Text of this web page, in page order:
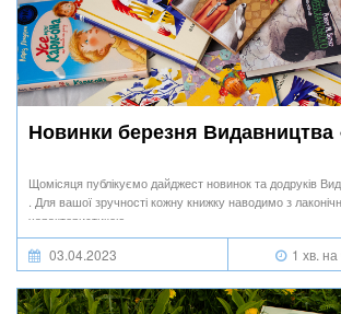
Новинки березня
Щомісяця публікуємо дайджест новинок та додруків
. Для вашої зручності кожну книжку наводимо з
характеристикою.
03.04.2023 1 хв.